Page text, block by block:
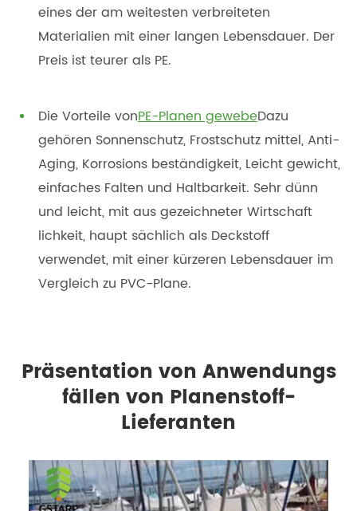
eines der am weitesten verbreiteten
Materialien mit einer langen Lebensdauer. Der
Preis ist teurer als PE.
Die Vorteile vonPE-Planen gewebeDazu
gehören Sonnenschutz, Frostschutz mittel, Anti-
Aging, Korrosions beständigkeit, Leicht gewicht,
einfaches Falten und Haltbarkeit. Sehr dünn
und leicht, mit aus gezeichneter Wirtschaft
lichkeit, haupt sächlich als Deckstoff
verwendet, mit einer kürzeren Lebensdauer im
Vergleich zu PVC-Plane.
Präsentation von Anwendungs
fällen von Planenstoff-
Lieferanten